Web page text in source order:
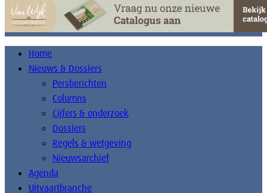
Home
Nieuws & Dossiers
Persberichten
Columns
Cijfers & onderzoek
Dossiers
Regels & wetgeving
Nieuwsarchief
Agenda
Uitvaartbranche